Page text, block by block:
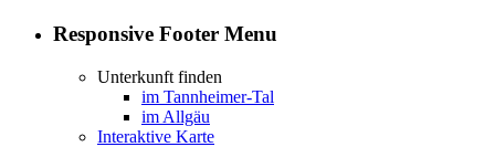
Responsive Footer Menu
Unterkunft finden
im Tannheimer-Tal
im Allgäu
Interaktive Karte